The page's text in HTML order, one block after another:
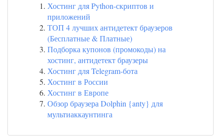
Хостинг для Python-скриптов и
приложений
ТОП 4 лучших антидетект браузеров
(Бесплатные & Платные)
Подборка купонов (промокоды) на
хостинг, антидетект браузеры
Хостинг для Telegram-бота
Хостинг в России
Хостинг в Европе
Обзор браузера Dolphin {anty} для
мультиаккаунтинга